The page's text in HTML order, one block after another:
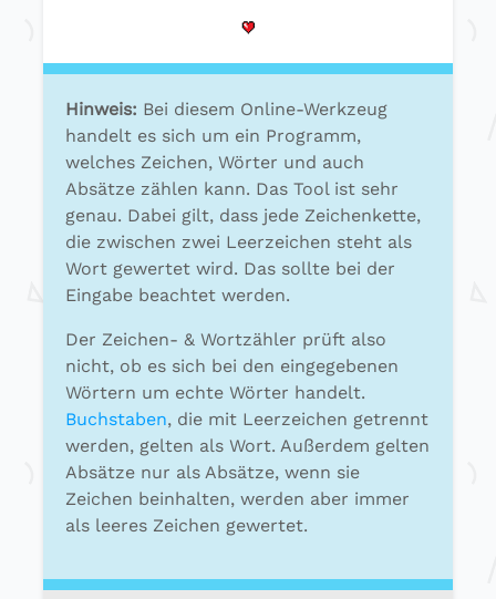
Hinweis: Bei diesem Online-Werkzeug
handelt es sich um ein Programm,
welches Zeichen, Wörter und auch
Absätze zählen kann. Das Tool ist sehr
genau. Dabei gilt, dass jede Zeichenkette,
die zwischen zwei Leerzeichen steht als
Wort gewertet wird. Das sollte bei der
Eingabe beachtet werden.
Der Zeichen- & Wortzähler prüft also
nicht, ob es sich bei den eingegebenen
Wörtern um echte Wörter handelt.
Buchstaben, die mit Leerzeichen getrennt
werden, gelten als Wort. Außerdem gelten
Absätze nur als Absätze, wenn sie
Zeichen beinhalten, werden aber immer
als leeres Zeichen gewertet.